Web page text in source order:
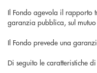
Il Fondo agevola il rapporto
garanzia pubblica, sul
Il Fondo prevede una
Di seguito le caratteristiche